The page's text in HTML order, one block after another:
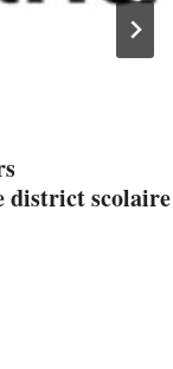
district scolaire